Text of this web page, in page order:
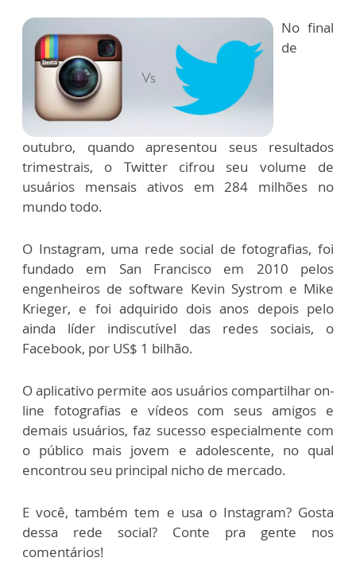
No final
de
outubro, quando apresentou seus resultados
trimestrais, o Twitter cifrou seu volume de
usuários mensais ativos em 284 milhões no
mundo todo.
O Instagram, uma rede social de fotografias, foi
fundado em San Francisco em 2010 pelos
engenheiros de software Kevin Systrom e Mike
Krieger, e foi adquirido dois anos depois pelo
ainda líder indiscutível das redes sociais, o
Facebook, por US$ 1 bilhão.
O aplicativo permite aos usuários compartilhar on-
line fotografias e vídeos com seus amigos e
demais usuários, faz sucesso especialmente com
o público mais jovem e adolescente, no qual
encontrou seu principal nicho de mercado.
E você, também tem e usa o Instagram? Gosta
dessa rede social? Conte pra gente nos
comentários!